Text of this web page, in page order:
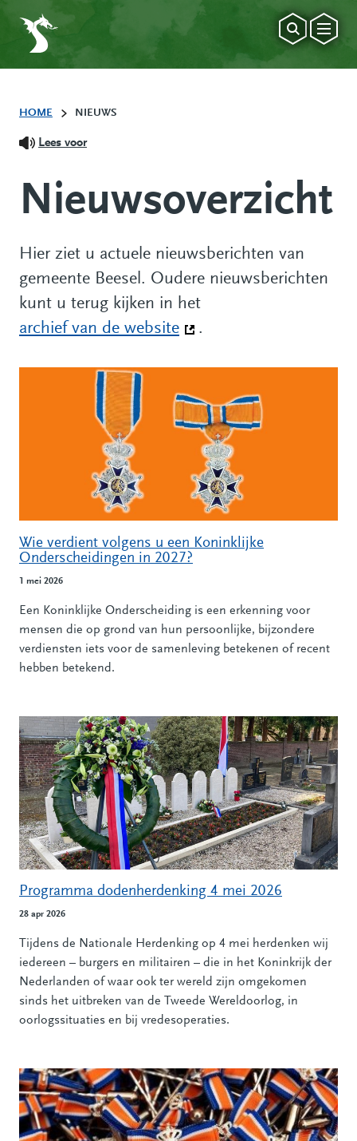
HOME NIEUWS
Lees voor
Nieuwsoverzicht
Hier ziet u actuele nieuwsberichten van
gemeente Beesel. Oudere nieuwsberichten
kunt u terug kijken in het
archief van de website (Deze link gaat naar
.
Alle nieuwsberichten
Wie verdient volgens u een Koninklijke
Onderscheidingen in 2027?
1 mei 2026
Een Koninklijke Onderscheiding is een erkenning voor
mensen die op grond van hun persoonlijke, bijzondere
verdiensten iets voor de samenleving betekenen of recent
hebben betekend.
Programma dodenherdenking 4 mei 2026
28 apr 2026
Tijdens de Nationale Herdenking op 4 mei herdenken wij
iedereen – burgers en militairen – die in het Koninkrijk der
Nederlanden of waar ook ter wereld zijn omgekomen
sinds het uitbreken van de Tweede Wereldoorlog, in
oorlogssituaties en bij vredesoperaties.